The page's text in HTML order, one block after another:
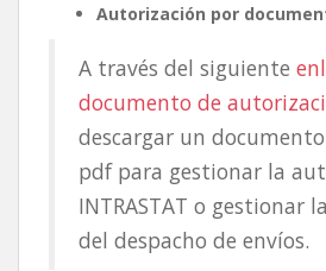
Autorización por
A través del siguiente
documento de
descargar un
pdf para gestionar la
INTRASTAT o gestionar
del despacho de envíos.